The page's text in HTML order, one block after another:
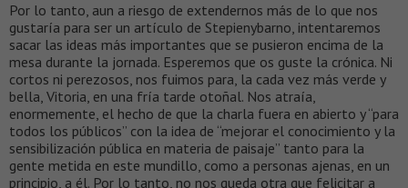
Por lo tanto, aun a riesgo de extendernos más de lo que nos
gustaría para ser un artículo de Stepienybarno, intentaremos
sacar las ideas más importantes que se pusieron encima de la
mesa durante la jornada. Esperemos que os guste la crónica. Ni
cortos ni perezosos, nos fuimos para, la cada vez más verde y
bella, Vitoria, en una fría tarde otoñal. Nos atraía,
enormemente, el hecho de que la charla fuera en abierto y “para
todos los públicos” con la idea de “mejorar el conocimiento y la
sensibilización pública en materia de paisaje” tanto para la
gente metida en este mundillo, como a personas ajenas, en un
principio, a él. Por lo tanto, no nos queda otra que felicitar a